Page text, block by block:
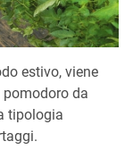
estivo, viene
da
tipologia